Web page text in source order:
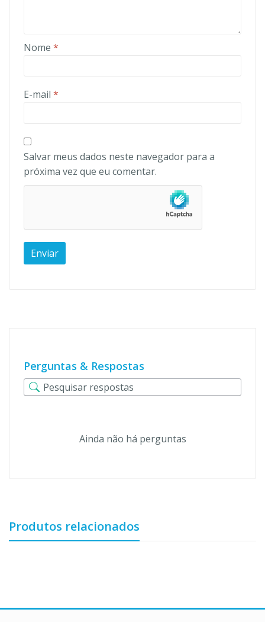
Nome *
E-mail *
Salvar meus dados neste navegador para a
próxima vez que eu comentar.
Perguntas & Respostas
Ainda não há perguntas
Produtos relacionados